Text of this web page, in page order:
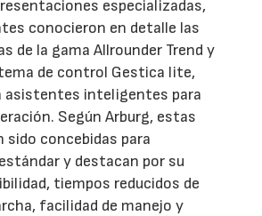
especializadas,
conocieron en detalle las
de la gama Allrounder Trend y
de control Gestica lite,
asistentes inteligentes para
Según Arburg, estas
sido concebidas para
y destacan por su
tiempos reducidos de
facilidad de manejo y